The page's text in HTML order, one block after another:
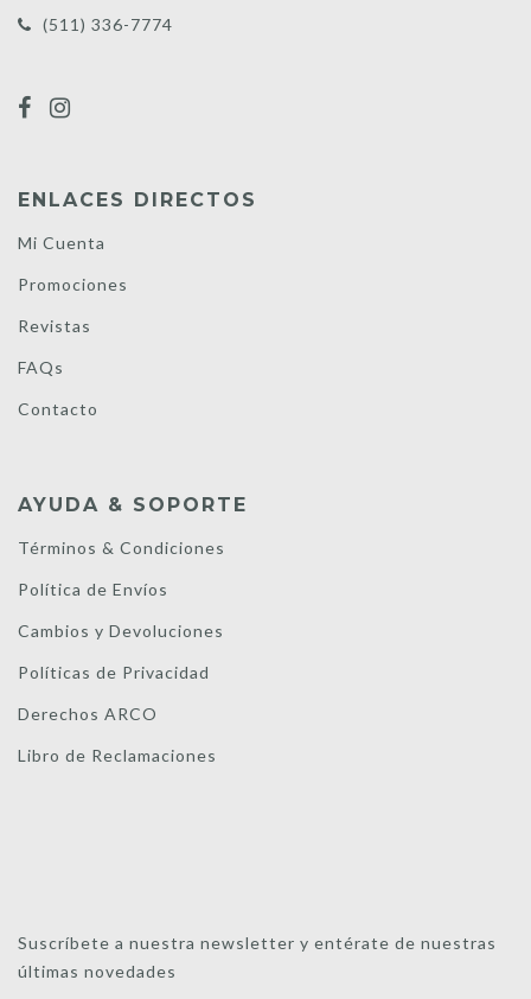
(511) 336-7774
ENLACES DIRECTOS
Mi Cuenta
Promociones
Revistas
FAQs
Contacto
AYUDA & SOPORTE
Términos & Condiciones
Política de Envíos
Cambios y Devoluciones
Políticas de Privacidad
Derechos ARCO
Libro de Reclamaciones
Suscríbete a nuestra newsletter y entérate de nuestras
últimas novedades